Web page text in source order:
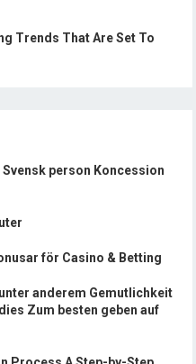
Trends That Are Set To
person Koncession
för Casino & Betting
anderem Gemutlichkeit
Zum besten geben auf